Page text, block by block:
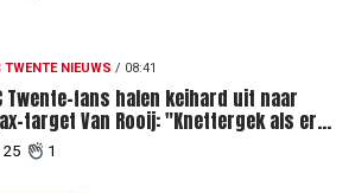
TWENTE NIEUWS / 08:41
Twente-fans halen keihard uit naar
target Van Rooij: "Knettergek als er
interesse is"
25 1